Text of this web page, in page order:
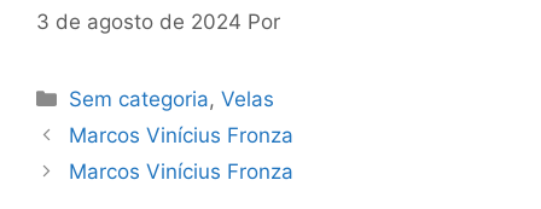
3 de agosto de 2024 Por
Sem categoria,Velas
Marcos Vinícius Fronza
Marcos Vinícius Fronza